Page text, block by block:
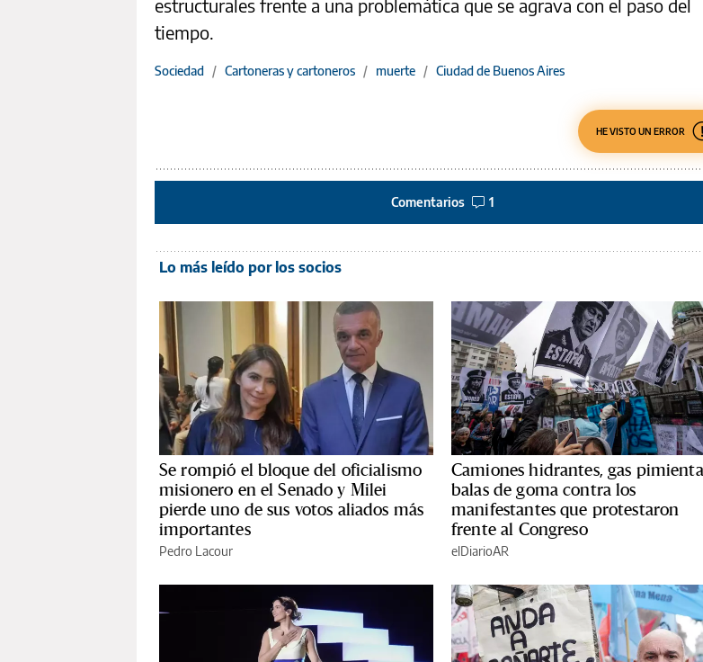
estructurales frente a una problemática que se agrava con el paso del
tiempo.
Sociedad / Cartoneras y cartoneros / muerte / Ciudad de Buenos Aires
HE VISTO UN ERROR
Comentarios 1
Lo más leído por los socios
Se rompió el bloque del oficialismo
misionero en el Senado y Milei
pierde uno de sus votos aliados más
importantes
Pedro Lacour
Camiones hidrantes, gas
balas de goma contra los
manifestantes que protestaron
frente al Congreso
elDiarioAR